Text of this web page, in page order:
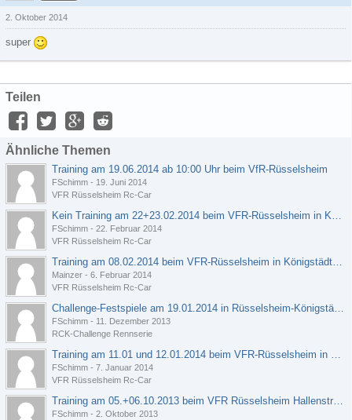
2. Oktober 2014
super
Teilen
Ähnliche Themen
Training am 19.06.2014 ab 10:00 Uhr beim VfR-Rüsselsheim
FSchimm - 19. Juni 2014
VFR Rüsselsheim Rc-Car
Kein Training am 22+23.02.2014 beim VFR-Rüsselsheim in Königstädten
FSchimm - 22. Februar 2014
VFR Rüsselsheim Rc-Car
Training am 08.02.2014 beim VFR-Rüsselsheim in Königstädten?
Mainzer - 6. Februar 2014
VFR Rüsselsheim Rc-Car
Challenge-Festspiele am 19.01.2014 in Rüsselsheim-Königstädten beim VFR-Rüsselsheim
FSchimm - 11. Dezember 2013
RCK-Challenge Rennserie
Training am 11.01 und 12.01.2014 beim VFR-Rüsselsheim in Königstädten
FSchimm - 7. Januar 2014
VFR Rüsselsheim Rc-Car
Training am 05.+06.10.2013 beim VFR Rüsselsheim Hallenstrecke
FSchimm - 2. Oktober 2013